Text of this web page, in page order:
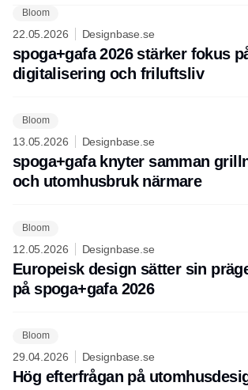
Bloom
22.05.2026 Designbase.se
spoga+gafa 2026 stärker fokus
digitalisering och friluftsliv
Bloom
13.05.2026 Designbase.se
spoga+gafa knyter samman
och utomhusbruk närmare
Bloom
12.05.2026 Designbase.se
Europeisk design sätter sin
på spoga+gafa 2026
Bloom
29.04.2026 Designbase.se
Hög efterfrågan på